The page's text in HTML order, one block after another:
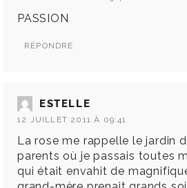
PASSION
RÉPONDRE
ESTELLE
12 JUILLET 2011 À 09:41
La rose me rappelle le jardin
parents où je passais toutes
qui était envahit de